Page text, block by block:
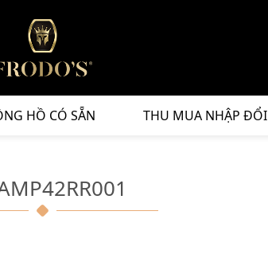
HỒ CÓ SẴN THU MUA NHẬP ĐỔI